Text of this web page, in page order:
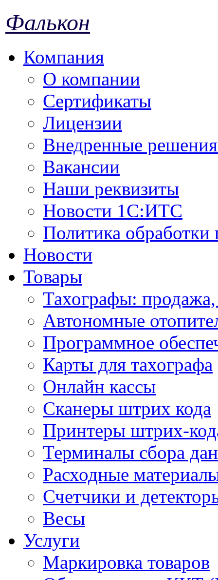
Фалькон
Компания
О компании
Сертификаты
Лицензии
Внедренные
Вакансии
Наши реквизиты
Новости 1С:ИТС
Политика
Новости
Товары
Тахографы:
Автономные
Программное
Карты для тахографа
Онлайн кассы
Сканеры штрих кода
Принтеры штрих-
Терминалы сбора
Расходные
Счетчики и
Весы
Услуги
Маркировка товаров